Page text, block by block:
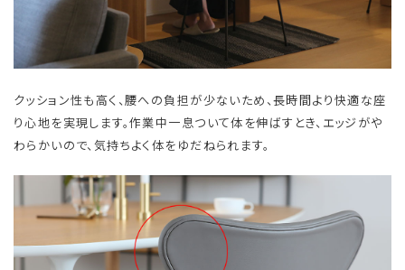
クッション性も高く、腰への負担が少ないため、長時間より快適な座
り心地を実現します。作業中一息ついて体を伸ばすとき、エッジがや
わらかいので、気持ちよく体をゆだねられます。